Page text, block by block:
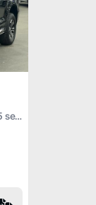
Tank 500 2022 sports version with 5 seats